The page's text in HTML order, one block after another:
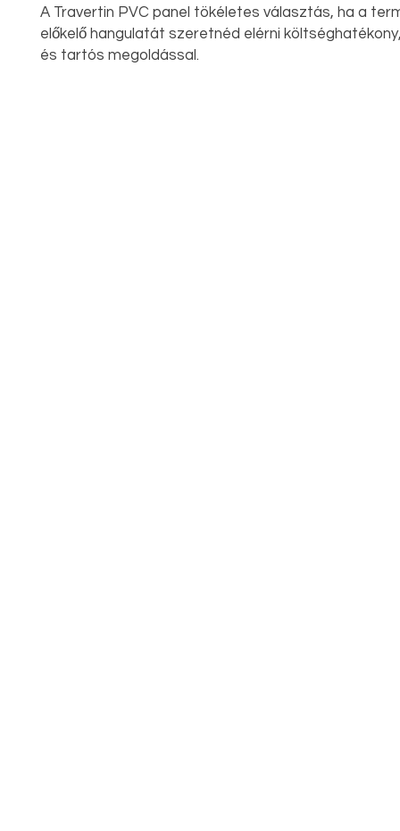
A Travertin PVC panel tökéletes választás, ha a
előkelő hangulatát szeretnéd elérni
és tartós megoldással.